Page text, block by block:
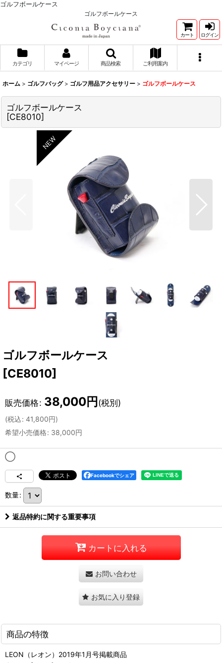
ゴルフボールケース
ゴルフボールケース
カート ログイン
カテゴリ マイページ 商品検索 ご利用案内
ホーム > ゴルフバッグ > ゴルフ用品アクセサリー > ゴルフボールケース
ゴルフボールケース
[CE8010]
ゴルフボールケース
[CE8010]
販売価格: 38,000円 (税別)
(税込: 41,800円)
希望小売価格: 38,000円
◯
Facebookでシェア
数量:
返品特約に関する重要事項
カートに入れる
お問い合わせ
お気に入り登録
商品の特徴
LEON（レオン）2019年1月号掲載商品